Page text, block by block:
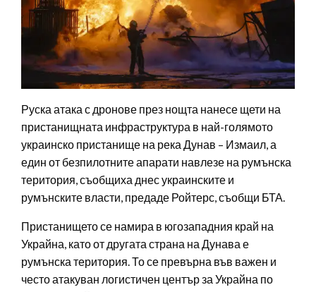
Руска атака с дронове през нощта нанесе щети на
пристанищната инфраструктура в най-голямото
украинско пристанище на река Дунав – Измаил, а
един от безпилотните апарати навлезе на румънска
територия, съобщиха днес украинските и
румънските власти, предаде Ройтерс, съобщи БТА.
Пристанището се намира в югозападния край на
Украйна, като от другата страна на Дунава е
румънска територия. То се превърна във важен и
често атакуван логистичен център за Украйна по